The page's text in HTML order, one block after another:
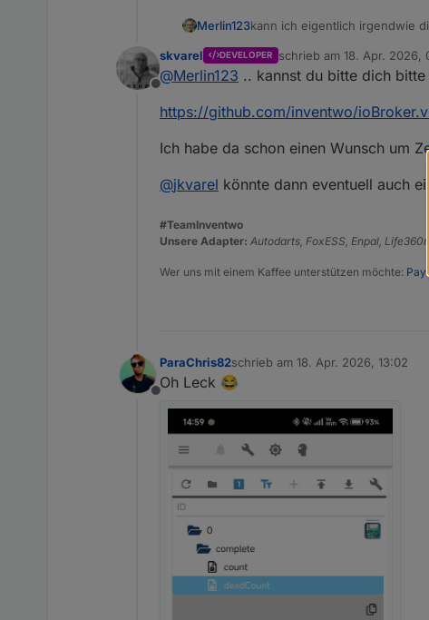
Merlin123kann ich eigentlich irgendwie
man auch nicht nach "erst
Offline
skvarel DEVELOPER schrieb am 18. Apr. 2026,
zuletzt editiert von
@Merlin123 .. kannst du bitte dich
https://github.com/inventwo/
Ich habe da schon einen Wunsch um
@jkvarel könnte dann eventuell auch
#TeamInventwo
Unsere Adapter: Autodarts, FoxESS, Enpal,
Wer uns mit einem Kaffee unterstützen möchte:
Offline
ParaChris82schrieb am 18. Apr. 2026, 13:02
zuletzt editiert von
Oh Leck 😂